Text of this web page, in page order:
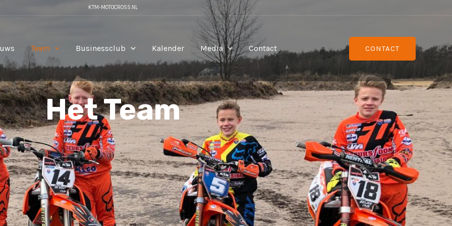
KTM-MOTOCROSS.NL
Team Businessclub Kalender Media Contact CONTACT
Het Team